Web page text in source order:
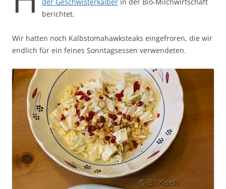
berichtet.
Wir hatten noch Kalbstomahawksteaks eingefroren, die wir
endlich für ein feines Sonntagsessen verwendeten.